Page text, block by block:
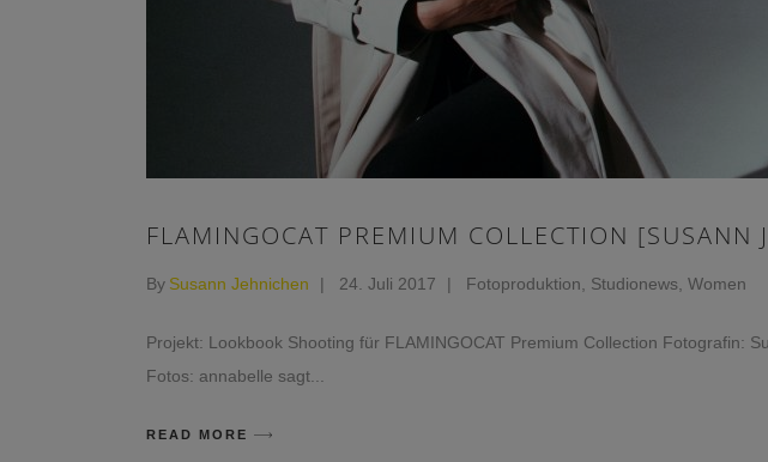
FLAMINGOCAT PREMIUM COLLECTION [SUSANN
By Susann Jehnichen 24. Juli 2017 Fotoproduktion Studionews Women
Projekt: Lookbook Shooting für FLAMINGOCAT Premium Collection Fotografin:
Fotos: annabelle sagt
READ MORE